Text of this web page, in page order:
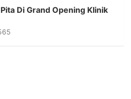
Di Grand Opening Klinik